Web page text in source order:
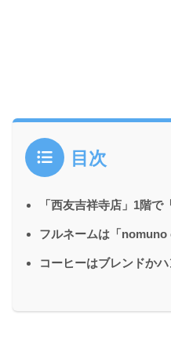
目次
「西友吉祥寺店」1階で
フルネームは「
コーヒーはブレンドか